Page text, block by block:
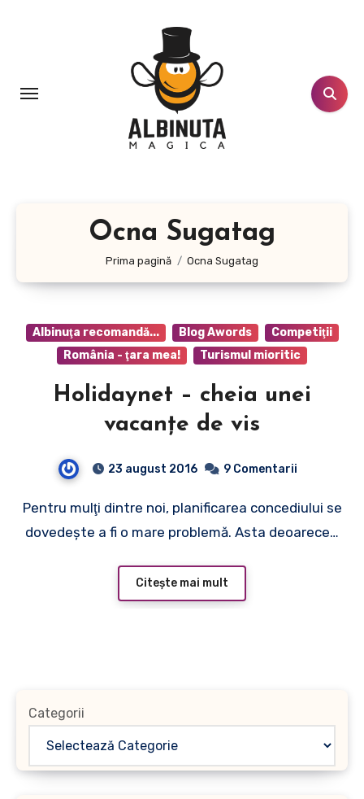
Ocna Sugatag
Prima pagină Ocna Sugatag
Albinuţa recomandă... Blog Awords
Competiţii
România - ţara mea!
Turismul mioritic
Holidaynet – cheia unei
vacanţe de vis
23 august 2016 9 Comentarii
Pentru mulţi dintre noi, planificarea concediului se
dovedeşte a fi o mare problemă. Asta deoarece…
Citește mai mult
Categorii